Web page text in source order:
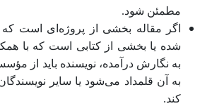
مطمئن شود.
اگر مقاله بخشی از پروژه‏‌ای است
شده یا بخشی از کتابی است که با
به نگارش درآمده، نویسنده باید از
به آن قلمداد می‌شود یا سایر
کند.